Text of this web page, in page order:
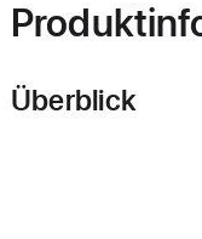
Überblick